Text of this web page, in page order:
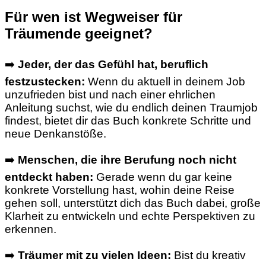
Für wen ist Wegweiser für
Träumende geeignet?
➡️ Jeder, der das Gefühl hat, beruflich
festzustecken: Wenn du aktuell in deinem Job
unzufrieden bist und nach einer ehrlichen
Anleitung suchst, wie du endlich deinen Traumjob
findest, bietet dir das Buch konkrete Schritte und
neue Denkanstöße.
➡️ Menschen, die ihre Berufung noch nicht
entdeckt haben: Gerade wenn du gar keine
konkrete Vorstellung hast, wohin deine Reise
gehen soll, unterstützt dich das Buch dabei, große
Klarheit zu entwickeln und echte Perspektiven zu
erkennen.
➡️ Träumer mit zu vielen Ideen: Bist du kreativ